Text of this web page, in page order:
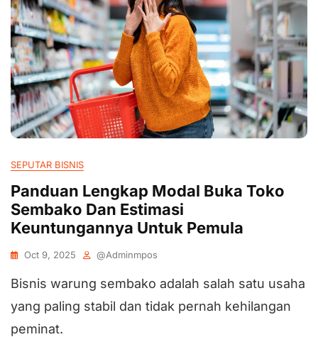
SEPUTAR BISNIS
Panduan Lengkap Modal Buka Toko
Sembako Dan Estimasi
Keuntungannya Untuk Pemula
Oct 9, 2025 @adminmpos
Bisnis warung sembako adalah salah satu usaha
yang paling stabil dan tidak pernah kehilangan
peminat.